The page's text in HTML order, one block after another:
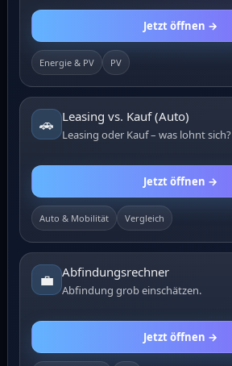
Jetzt öffnen →
Energie & PV PV
🚗 Leasing vs. Kauf (Auto)
Leasing oder Kauf – was lohnt sich?
Jetzt öffnen →
Auto & Mobilität Vergleich
💼 Abfindungsrechner
Abfindung grob einschätzen.
Jetzt öffnen →